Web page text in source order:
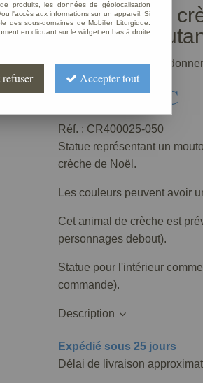
Animal pour
Mouton
Soyez le premier à
285,00 €TTC
Réf. : CR400025-050
Statue représentant un
crèche de Noël.
Les couleurs peuvent avoir
Cet animal de crèche est
personnages debout).
Statue pour l'intérieur
commande).
Description
Expédié sous 25 jours
Délai de livraison
produits, les données de géolocalisation
l'accès aux informations sur un appareil. Si
des sous-domaines de Mobilier Liturgique.
en cliquant sur le widget en bas à droite
Accepter tout